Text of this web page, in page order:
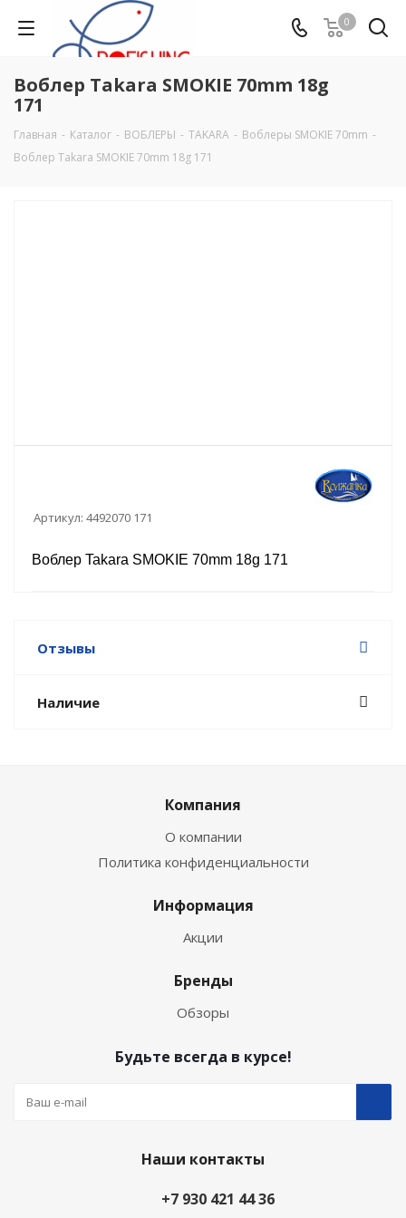
0
Воблер Takara SMOKIE 70mm 18g
171
Главная - Каталог - ВОБЛЕРЫ - TAKARA - Воблеры SMOKIE 70mm -
Воблер Takara SMOKIE 70mm 18g 171
Артикул: 4492070 171
Воблер Takara SMOKIE 70mm 18g 171
Отзывы
Наличие
Компания
О компании
Политика конфиденциальности
Информация
Акции
Бренды
Обзоры
Будьте всегда в курсе!
Наши контакты
+7 930 421 44 36